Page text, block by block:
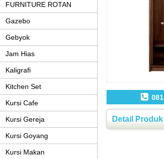
Detail
FURNITURE ROTAN
Gazebo
Gebyok
Jam Hias
Kaligrafi
Kitchen Set
Kursi Cafe
Kursi Gereja
Kursi Goyang
Kursi Makan